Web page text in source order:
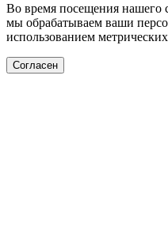
Во время посещения нашего
мы обрабатываем ваши
использованием
Согласен